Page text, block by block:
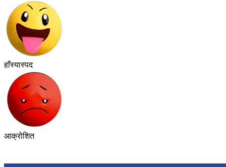
हाँस्यास्पद
आक्रोशित